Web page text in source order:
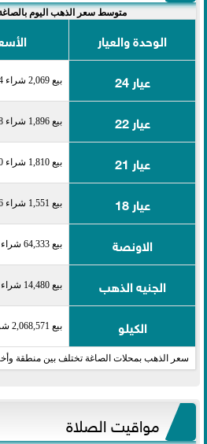
متوسط سعر الذهب اليوم
الوحدة والعيار
عيار 24
بيع 2,069 شراء 2,114
عيار 22 بيع 1,896 شراء 1,938
عيار 21 بيع 1,810 شراء 1,850
عيار 18 بيع 1,551 شراء 1,586
الاونصة بيع 64,333 شراء 65,754
الجنيه الذهب بيع 14,480 شراء 14,800
الكيلو بيع 2,068,571 شراء 2,114,286
سعر الذهب بمحلات الصاغة تختلف بين منطقة
مواقيت الصلاة